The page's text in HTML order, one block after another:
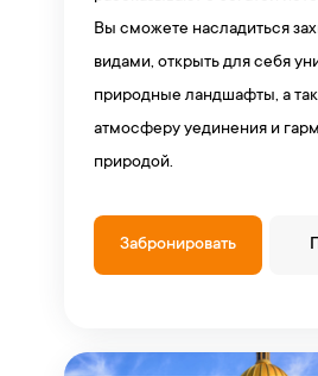
Вы сможете насладиться
видами, открыть для себя
природные ландшафты, а
атмосферу уединения и
природой.
Забронировать